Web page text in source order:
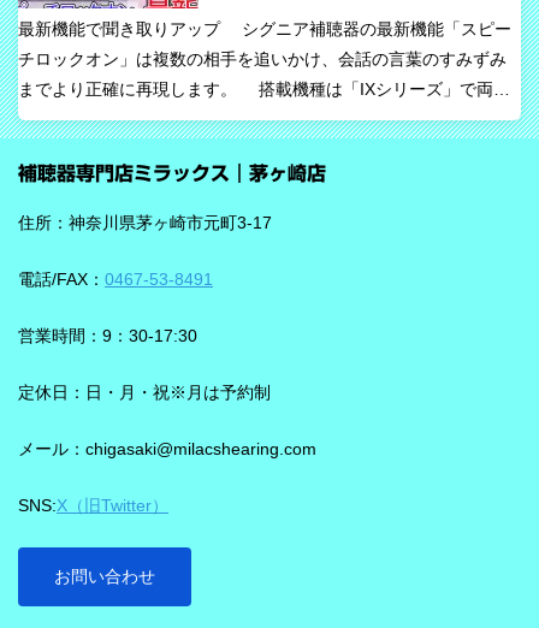
ーグメンテッド）と呼ぶ考え方を採用しています。 これは、AIが
すべてを一方的に処理するのではなく、人の脳が本来持っている
音を選び取る力を支えるという発想で、脳の自然な処理を助ける
ためのAIとしています。 騒がしい場所では、相手の声だけでな
音が同時に耳に入ってきます。 ビビアは、そうした場面で必要な
ことばと不要な雑音のコントラストをつくる方向で働くことが特
やすくする設計と考えると理解しやすいです。 DNNチップで、騒
Neural Network）チップが搭載されています。 このDNNチップは
を支える役割を担うと説明されています。 さらに、このチップが
作し、1日あたり4.9兆回の演算を行うとされています。 「インテ
ビビアの注目機能の一つが「インテリジェンス フォーカス」で
ストをつけることで、より聞き取りを助ける会話学習を利用した
雑音抑制機能です。※9クラスのみ搭載 重要なのは、この機能
最新機能で聞き取りアップ シグニア補聴器の最新機能「スピー
チロックオン」は複数の相手を追いかけ、会話の言葉のすみずみ
までより正確に再現します。 搭載機種は「IXシリーズ」で両耳
装用時に働きます。片耳装用の場合は、ワードロックオン機能で
し、7クラスならデータを192,000個収集するから、騒音下での言
ズ」ならより聞き取りやすくしてくれます。 デモ動画で確認 🔽ス
もロックオン機能を使えば、言葉の聞き取りが25％アップ！
補聴器専門店ミラックス｜茅ヶ崎店
住所：神奈川県茅ヶ崎市元町3-17
電話/FAX： 0467-53-8491
営業時間：9：30-17:30
定休日：日・月・祝※月は予約制
メール：chigasaki@milacshearing.com
SNS:X（旧Twitter）
お問い合わせ